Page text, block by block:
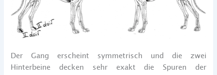
Der Gang erscheint symmetrisch und die zwei
Hinterbeine decken sehr exakt die Spuren der